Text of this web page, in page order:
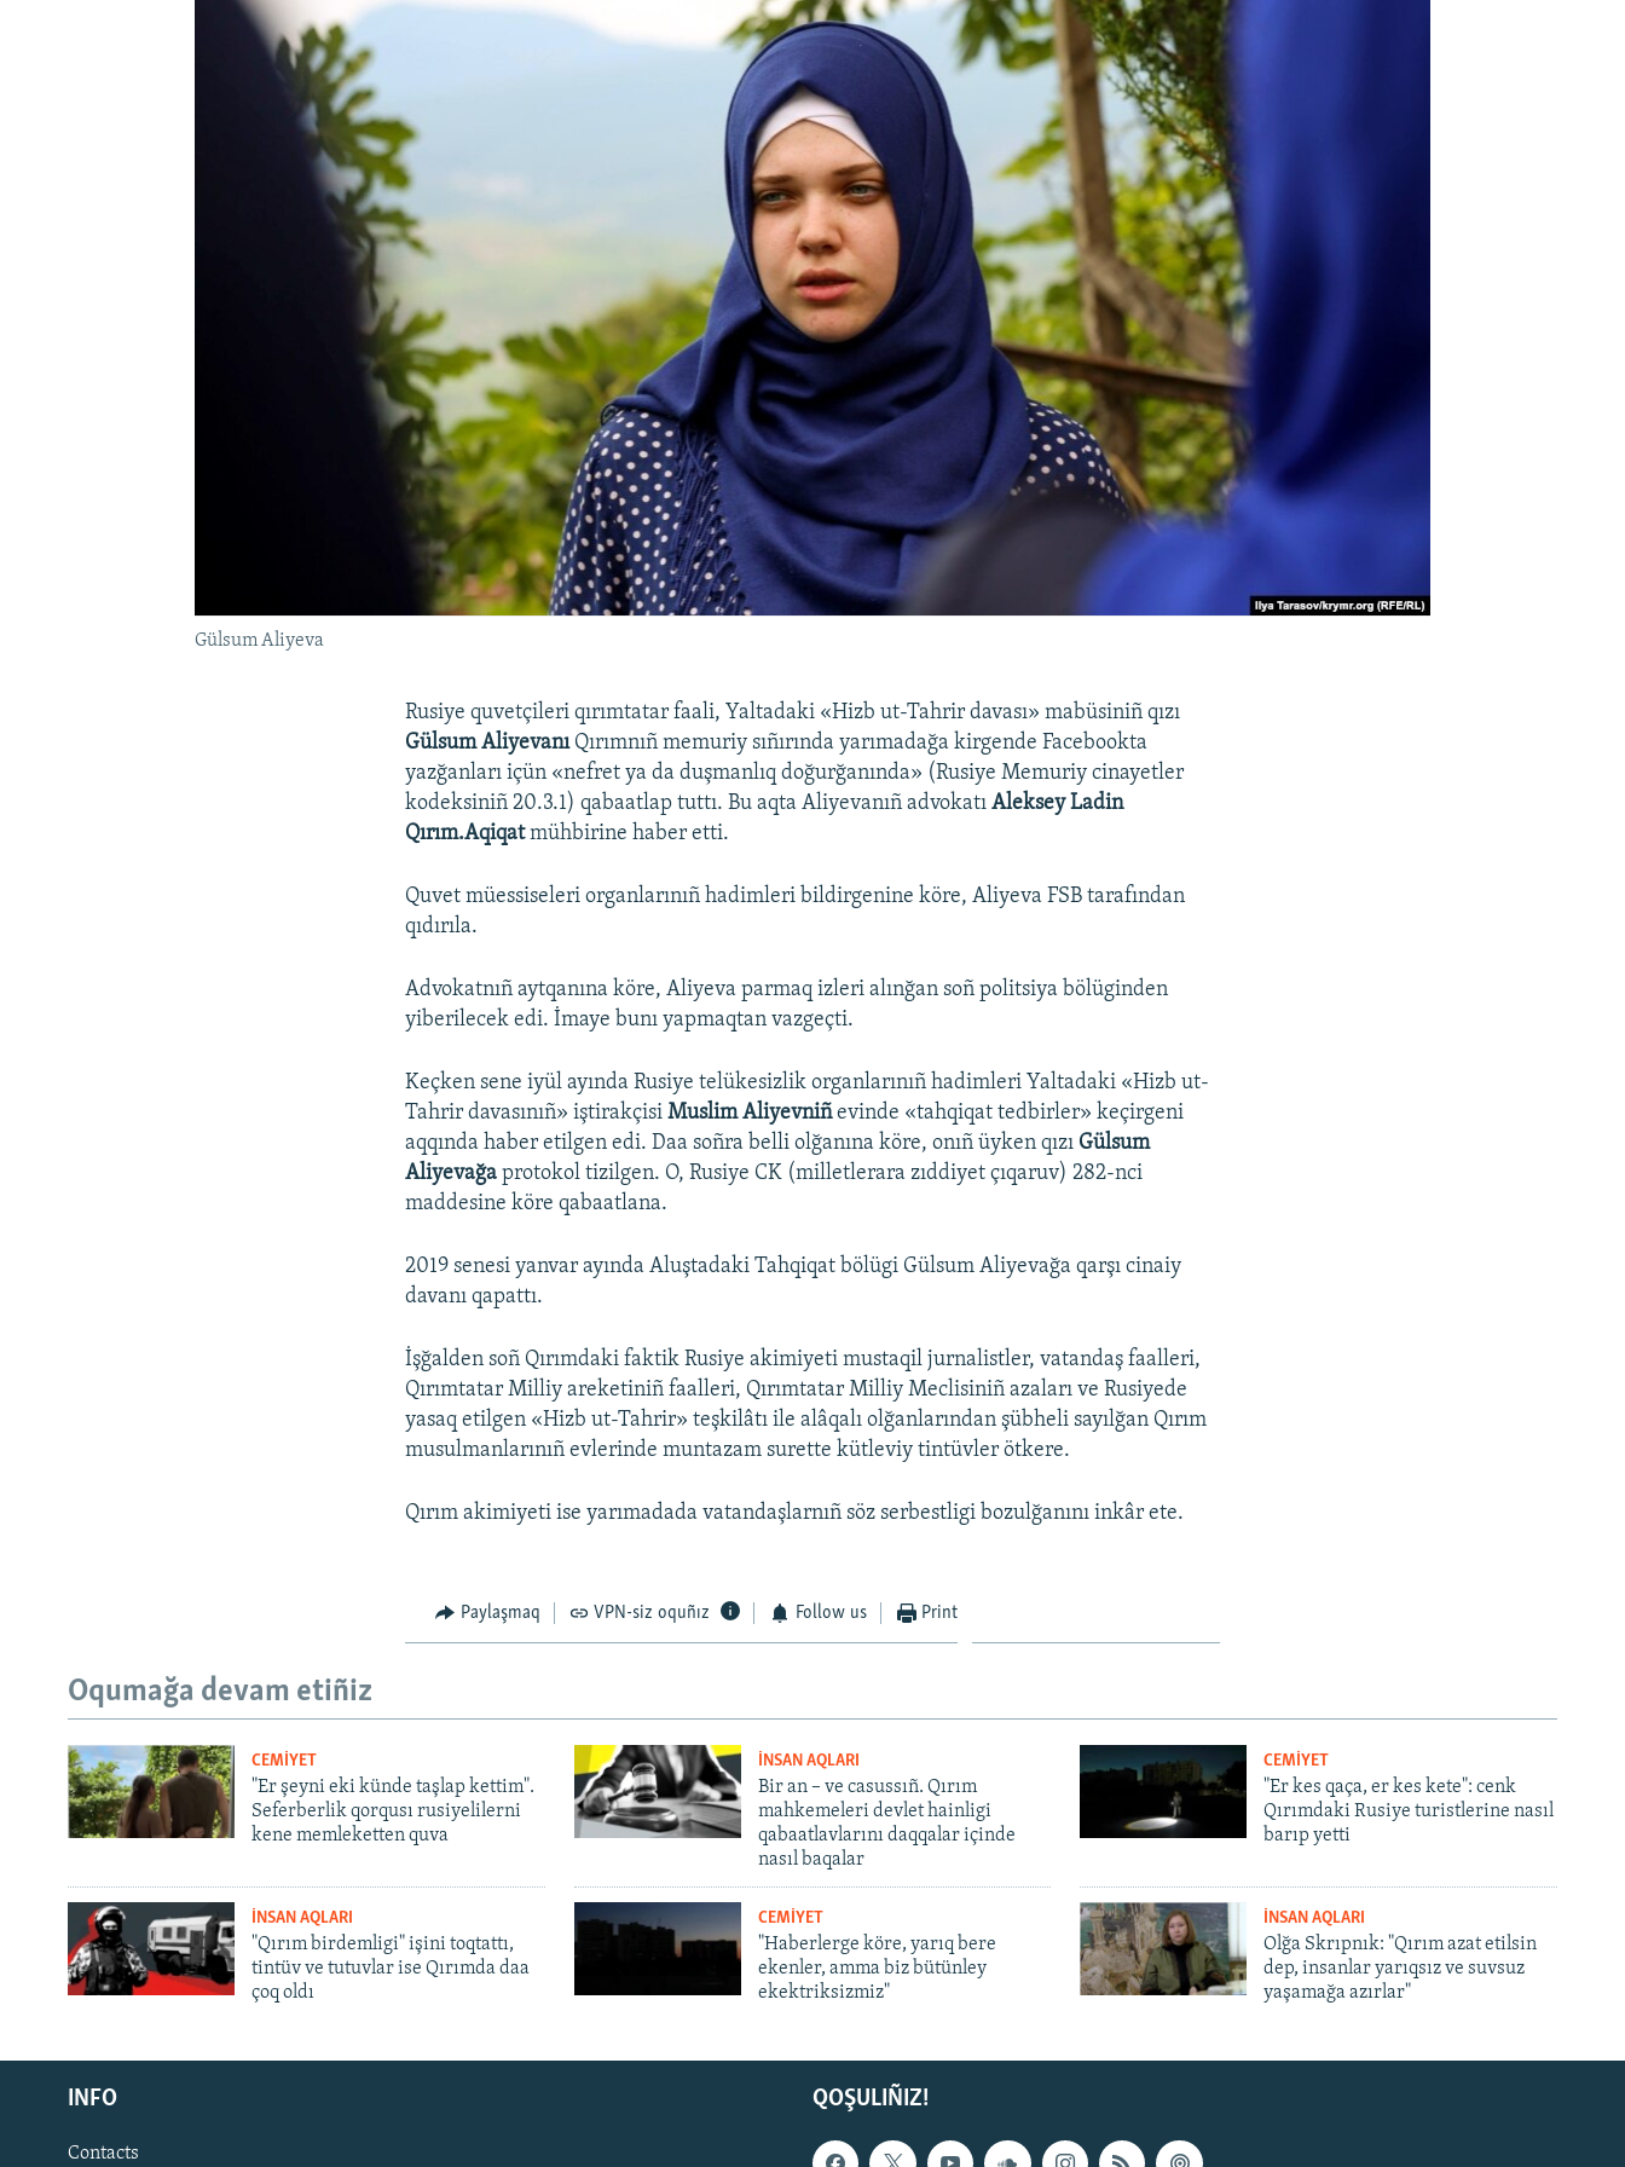
Русский
Українською
QOŞULIÑIZ!
Gülsum Aliyeva
Rusiye quvetçileri qırımtatar faali, Yaltadaki «Hizb ut-Tahrir davası» mabüsiniñ​ qızı
Gülsum Aliyevanı Qırımnıñ memuriy sıñırında yarımadağa kirgende Facebookta
yazğanları içün «nefret ya da duşmanlıq doğurğanında» (Rusiye Memuriy cinayetler
kodeksiniñ 20.3.1) qabaatlap tuttı. Bu aqta Aliyevanıñ advokatıAleksey Ladin
Qırım.Aqiqatmühbirine haber etti.
Quvet müessiseleri organlarınıñ hadimleri bildirgenine köre, Aliyeva FSB tarafından
qıdırıla.
Advokatnıñ aytqanına köre, Aliyeva parmaq izleri alınğan soñ politsiya bölüginden
yiberilecek edi. İmaye bunı yapmaqtan vazgeçti.
Keçken sene iyül ayında Rusiye telükesizlik organlarınıñ hadimleri Yaltadaki «Hizb ut-
Tahrir davasınıñ» iştirakçisiMuslim Aliyevniñevinde «tahqiqat tedbirler» keçirgeni
aqqında haber etilgen edi. Daa soñra belli olğanına köre, onıñ üyken qızı Gülsum
Aliyevağa protokol tizilgen. O, Rusiye CK (milletlerara zıddiyet çıqaruv) 282-nci
maddesine köre qabaatlana.
2019 senesi yanvar ayında Aluştadaki Tahqiqat bölügi Gülsum Aliyevağa qarşı cinaiy
davanı qapattı.
İşğalden soñ Qırımdaki faktik Rusiye akimiyeti mustaqil jurnalistler, vatandaş faalleri,
Qırımtatar Milliy areketiniñ faalleri, Qırımtatar Milliy Meclisiniñ azaları ve Rusiyede
yasaq etilgen «Hizb ut-Tahrir» teşkilâtı ile alâqalı olğanlarından şübheli sayılğan Qırım
musulmanlarınıñ evlerinde muntazam surette kütleviy tintüvler ötkere.
Qırım akimiyeti ise yarımadada vatandaşlarnıñ söz serbestligi bozulğanını inkâr ete.
Paylaşmaq VPN-siz oquñız Follow us Print
Oqumağa devam etiñiz
CEMİYET
"Er şeyni eki künde taşlap kettim".
Seferberlik qorqusı rusiyelilerni
kene memleketten quva
İNSAN AQLARI
Bir an – ve casussıñ. Qırım
mahkemeleri devlet hainligi
qabaatlavlarını daqqalar içinde
nasıl baqalar
CEMİYET
"Er kes qaça, er kes kete": cenk
Qırımdaki Rusiye turistlerine nasıl
barıp yetti
İNSAN AQLARI
"Qırım birdemligi" işini toqtattı,
tintüv ve tutuvlar ise Qırımda daa
çoq oldı
CEMİYET
"Haberlerge köre, yarıq bere
ekenler, amma biz bütünley
ekektriksizmiz"
İNSAN AQLARI
Olğa Skrıpnık: "Qırım azat etilsin
dep, insanlar yarıqsız ve suvsuz
yaşamağa azırlar"
QOŞULIÑIZ!
INFO
Contacts